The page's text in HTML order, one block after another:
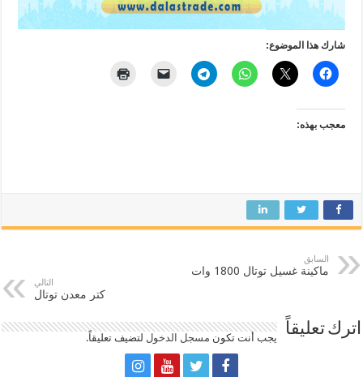
شارك هذا الموضوع:
معجب بهذه:
السابق
ماكينة غسيل توتال 1800 وات
التالي
كتر معدن توتال
اترك تعليقاً يجب أنت تكون مسجل الدخول لتضيف تعليقاً.